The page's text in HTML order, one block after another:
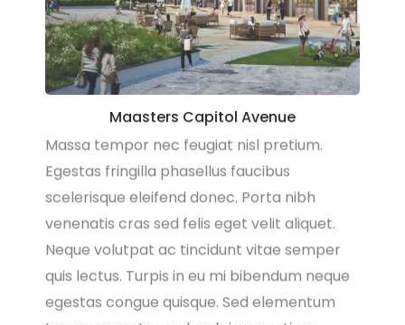
Maasters Capitol Avenue
Massa tempor nec feugiat nisl pretium.
Egestas fringilla phasellus faucibus
scelerisque eleifend donec. Porta nibh
venenatis cras sed felis eget velit aliquet.
Neque volutpat ac tincidunt vitae semper
quis lectus. Turpis in eu mi bibendum neque
egestas congue quisque. Sed elementum
tempus egestas sed sed risus pretium